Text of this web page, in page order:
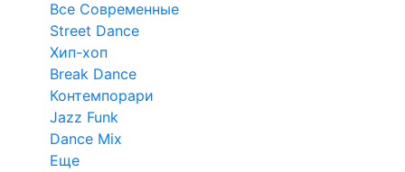
Все Современные
Street Dance
Хип-хоп
Break Dance
Контемпорари
Jazz Funk
Dance Mix
Еще